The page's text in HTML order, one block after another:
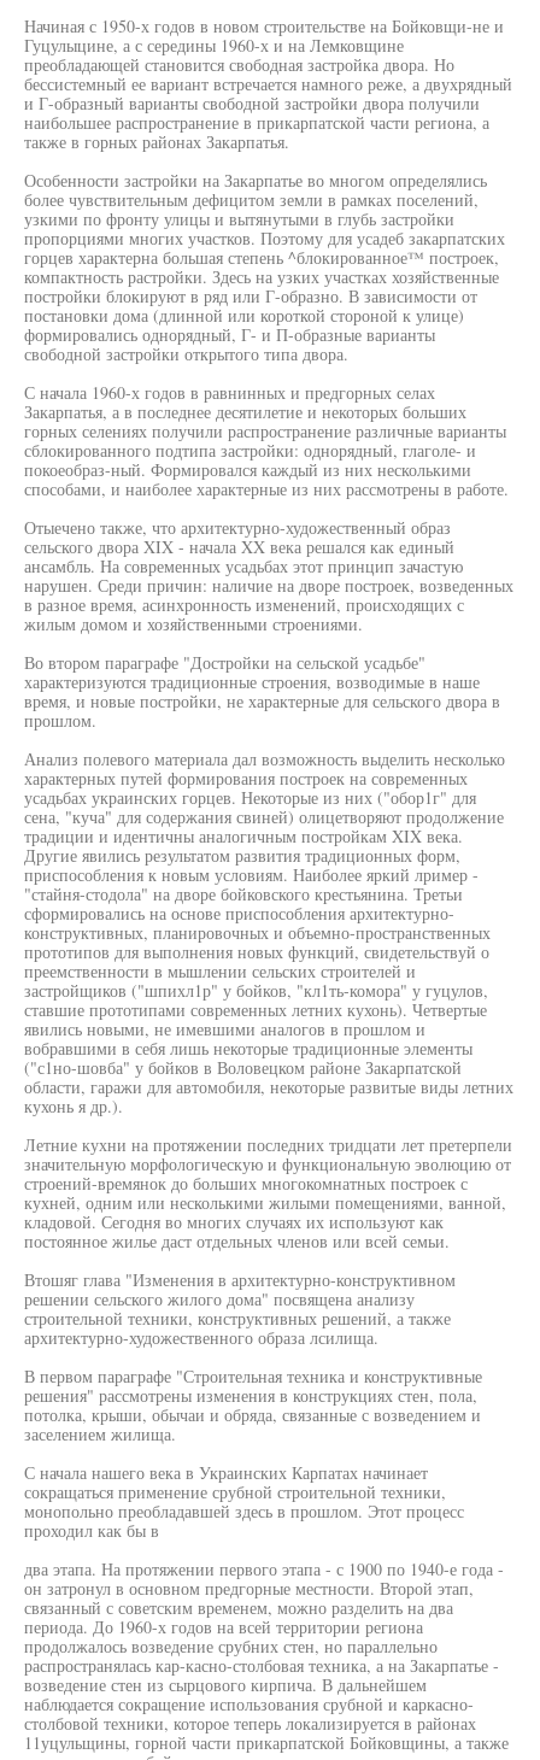
Начиная с 1950-х годов в новом строительстве на Бойковщи-не и
Гуцулыцине, а с середины 1960-х и на Лемковщине
преобладающей становится свободная застройка двора. Но
бессистемный ее вариант встречается намного реже, а двухрядный
и Г-образный варианты свободной застройки двора получили
наибольшее распространение в прикарпатской части региона, а
также в горных районах Закарпатья.
Особенности застройки на Закарпатье во многом определялись
более чувствительным дефицитом земли в рамках поселений,
узкими по фронту улицы и вытянутыми в глубь застройки
пропорциями многих участков. Поэтому для усадеб закарпатских
горцев характерна большая степень ^блокированное™ построек,
компактность растройки. Здесь на узких участках хозяйственные
постройки блокируют в ряд или Г-образно. В зависимости от
постановки дома (длинной или короткой стороной к улице)
формировались однорядный, Г- и П-образные варианты
свободной застройки открытого типа двора.
С начала 1960-х годов в равнинных и предгорных селах
Закарпатья, а в последнее десятилетие и некоторых больших
горных селениях получили распространение различные варианты
сблокированного подтипа застройки: однорядный, глаголе- и
покоеобраз-ный. Формировался каждый из них несколькими
способами, и наиболее характерные из них рассмотрены в работе.
Отыечено также, что архитектурно-художественный образ
сельского двора XIX - начала XX века решался как единый
ансамбль. На современных усадьбах этот принцип зачастую
нарушен. Среди причин: наличие на дворе построек, возведенных
в разное время, асинхронность изменений, происходящих с
жилым домом и хозяйственными строениями.
Во втором параграфе "Достройки на сельской усадьбе"
характеризуются традиционные строения, возводимые в наше
время, и новые постройки, не характерные для сельского двора в
прошлом.
Анализ полевого материала дал возможность выделить несколько
характерных путей формирования построек на современных
усадьбах украинских горцев. Некоторые из них ("обор1г" для
сена, "куча" для содержания свиней) олицетворяют продолжение
традиции и идентичны аналогичным постройкам XIX века.
Другие явились результатом развития традиционных форм,
приспособления к новым условиям. Наиболее яркий лример -
"стайня-стодола" на дворе бойковского крестьянина. Третьи
сформировались на основе приспособления архитектурно-
конструктивных, планировочных и объемно-пространственных
прототипов для выполнения новых функций, свидетельствуй о
преемственности в мышлении сельских строителей и
застройщиков ("шпихл1р" у бойков, "кл1ть-комора" у гуцулов,
ставшие прототипами современных летних кухонь). Четвертые
явились новыми, не имевшими аналогов в прошлом и
вобравшими в себя лишь некоторые традиционные элементы
("с1но-шовба" у бойков в Воловецком районе Закарпатской
области, гаражи для автомобиля, некоторые развитые виды летних
кухонь я др.).
Летние кухни на протяжении последних тридцати лет претерпели
значительную морфологическую и функциональную эволюцию от
строений-времянок до больших многокомнатных построек с
кухней, одним или несколькими жилыми помещениями, ванной,
кладовой. Сегодня во многих случаях их используют как
постоянное жилье даст отдельных членов или всей семьи.
Втошяг глава "Изменения в архитектурно-конструктивном
решении сельского жилого дома" посвящена анализу
строительной техники, конструктивных решений, а также
архитектурно-художественного образа лсилища.
В первом параграфе "Строительная техника и конструктивные
решения" рассмотрены изменения в конструкциях стен, пола,
потолка, крыши, обычаи и обряда, связанные с возведением и
заселением жилища.
С начала нашего века в Украинских Карпатах начинает
сокращаться применение срубной строительной техники,
монопольно преобладавшей здесь в прошлом. Этот процесс
проходил как бы в
два этапа. На протяжении первого этапа - с 1900 по 1940-е года -
он затронул в основном предгорные местности. Второй этап,
связанный с советским временем, можно разделить на два
периода. До 1960-х годов на всей территории региона
продолжалось возведение срубних стен, но параллельно
распространялась кар-касно-столбовая техника, а на Закарпатье -
возведение стен из сырцового кирпича. В дальнейшем
наблюдается сокращение использования срубной и каркасно-
столбовой техники, которое теперь локализируется в районах
11уцульщины, горной части прикарпатской Бойковщины, а также